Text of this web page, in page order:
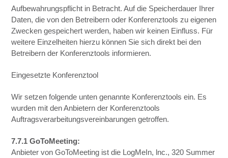
Aufbewahrungspflicht in Betracht. Auf die Speicherdauer Ihrer
Daten, die von den Betreibern oder Konferenztools zu eigenen
Zwecken gespeichert werden, haben wir keinen Einfluss. Für
weitere Einzelheiten hierzu können Sie sich direkt bei den
Betreibern der Konferenztools informieren.
Eingesetzte Konferenztool
Wir setzen folgende unten genannte Konferenztools ein. Es
wurden mit den Anbietern der Konferenztools
Auftragsverarbeitungsvereinbarungen getroffen.
7.7.1 GoToMeeting:
Anbieter von GoToMeeting ist die LogMeIn, lnc., 320 Summer